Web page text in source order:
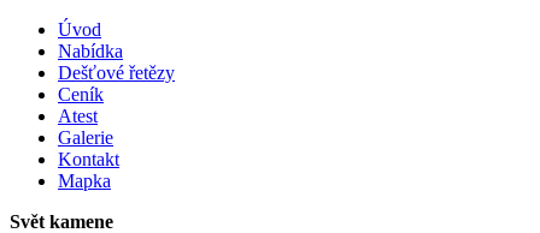
Úvod
Nabídka
Dešťové řetězy
Ceník
Atest
Galerie
Kontakt
Mapka
Svět kamene